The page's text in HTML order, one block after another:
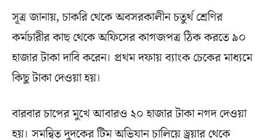
সূত্র জানায়, চাকরি থেকে অবসরকালীন চতুর্থ শ্রেণির
কর্মচারীর কাছ থেকে অফিসের কাগজপত্র ঠিক করতে ৯০
হাজার টাকা দাবি করেন। প্রথম দফায় ব্যাংক চেকের মাধ্যমে
কিছু টাকা দেওয়া হয়।
বারবার চাপের মুখে আবারও ২০ হাজার টাকা নগদ দেওয়া
হয়। সমন্বিত দুদকের টিম অভিযান চালিয়ে ড্রয়ার থেকে